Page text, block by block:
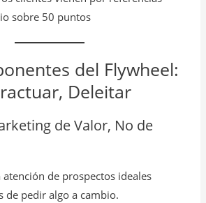
sobre 50 puntos
del Flywheel:
Deleitar
de Valor, No de
atención de prospectos ideales
de pedir algo a cambio.